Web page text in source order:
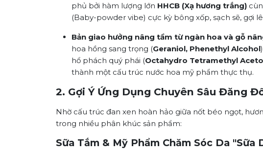
phủ bởi hàm lượng lớn HHCB (Xạ hương trắng)
(Baby-powder vibe) cực kỳ bông xốp, sạch sẽ, gợi
Bản giao hưởng nâng tầm từ ngàn hoa và gỗ
hoa hồng sang trọng (Geraniol, Phenethyl Alcohol
hổ phách quý phái (Octahydro Tetramethyl
thành một cấu trúc nước hoa mỹ phẩm thực thụ.
2. Gợi Ý Ứng Dụng Chuyên Sâu Đăng
Nhờ cấu trúc đan xen hoàn hảo giữa nốt béo ngọt,
trong nhiều phân khúc sản phẩm:
Sữa Tắm & Mỹ Phẩm Chăm Sóc Da